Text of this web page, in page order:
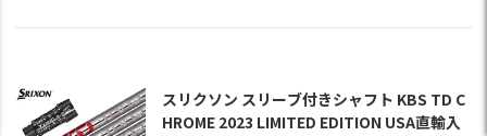
スリクソン スリーブ付きシャフト KBS TD C
HROME 2023 LIMITED EDITION USA直輸入